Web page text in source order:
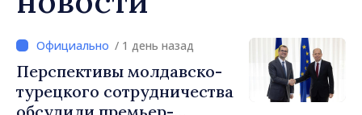
/ 1 день назад
Перспективы молдавско-
турецкого сотрудничества